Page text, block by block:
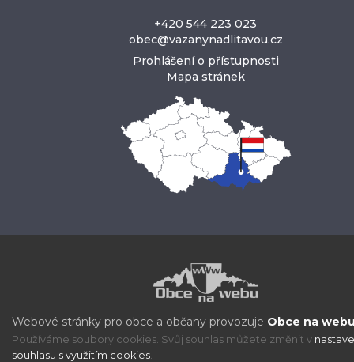
+420 544 223 023
obec@vazanynadlitavou.cz
Prohlášení o přístupnosti
Mapa stránek
Webové stránky pro obce a občany provozuje Obce na
Používáme soubory cookies. Svůj souhlas můžete změnit v
souhlasu s využitím cookies